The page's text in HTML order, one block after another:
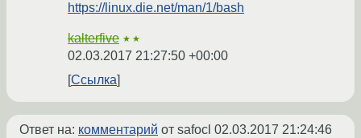
https://linux.die.net/man/1/bash
kalterfive ★★
02.03.2017 21:27:50 +00:00
Ссылка
Ответ на: комментарий от safocl 02.03.2017 21:24:46